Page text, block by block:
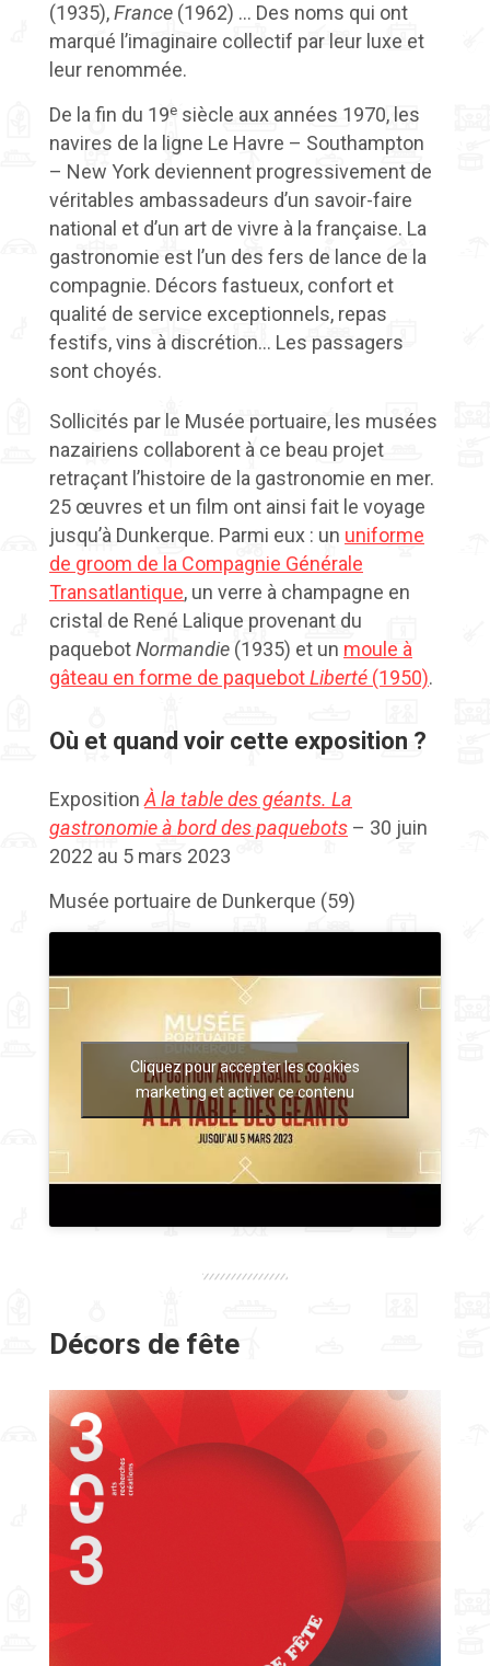
(1935),France (1962) … Des noms qui ont
marqué l’imaginaire collectif par leur luxe et
leur renommée.
De la fin du 19e siècle aux années 1970, les
navires de la ligne Le Havre – Southampton
– New York deviennent progressivement de
véritables ambassadeurs d’un savoir-faire
national et d’un art de vivre à la française. La
gastronomie est l’un des fers de lance de la
compagnie. Décors fastueux, confort et
qualité de service exceptionnels, repas
festifs, vins à discrétion… Les passagers
sont choyés.
Sollicités par le Musée portuaire, les musées
nazairiens collaborent à ce beau projet
retraçant l’histoire de la gastronomie en mer.
25 œuvres et un film ont ainsi fait le voyage
jusqu’à Dunkerque. Parmi eux : un uniforme
de groom de la Compagnie Générale
Transatlantique, un verre à champagne en
cristal de René Lalique provenant du
paquebotNormandie (1935) et un moule à
gâteau en forme de paquebotLiberté (1950).
Où et quand voir cette exposition ?
ExpositionÀ la table des géants. La
gastronomie à bord des paquebots – 30 juin
2022 au 5 mars 2023
Musée portuaire de Dunkerque (59)
Cliquez pour accepter les cookies
marketing et activer ce contenu
Décors de fête